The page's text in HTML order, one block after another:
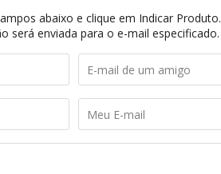
abaixo e clique em Indicar Produto.
será enviada para o e-mail especificado.